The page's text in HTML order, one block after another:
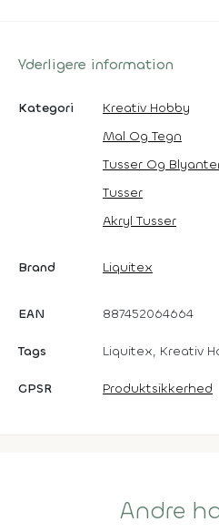
Yderligere information
Kategori
Kreativ Hobby
Mal Og Tegn
Tusser Og
Tusser
Akryl Tusser
Brand Liquitex
EAN 887452064664
Tags Liquitex, Kreativ
GPSR Produktsikkerhed
Andre